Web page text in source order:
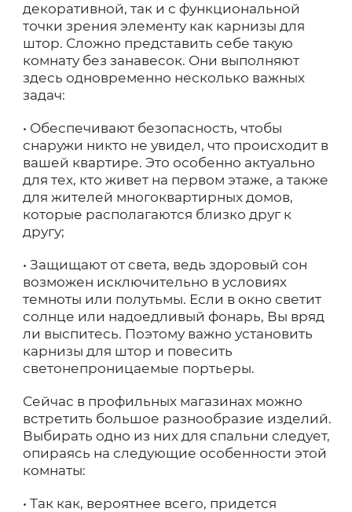
декоративной, так и с функциональной
точки зрения элементу как карнизы для
штор. Сложно представить себе такую
комнату без занавесок. Они выполняют
здесь одновременно несколько важных
задач:
• Обеспечивают безопасность, чтобы
снаружи никто не увидел, что происходит в
вашей квартире. Это особенно актуально
для тех, кто живет на первом этаже, а также
для жителей многоквартирных домов,
которые располагаются близко друг к
другу;
• Защищают от света, ведь здоровый сон
возможен исключительно в условиях
темноты или полутьмы. Если в окно светит
солнце или надоедливый фонарь, Вы вряд
ли выспитесь. Поэтому важно установить
карнизы для штор и повесить
светонепроницаемые портьеры.
Сейчас в профильных магазинах можно
встретить большое разнообразие изделий.
Выбирать одно из них для спальни следует,
опираясь на следующие особенности этой
комнаты:
• Так как, вероятнее всего, придется